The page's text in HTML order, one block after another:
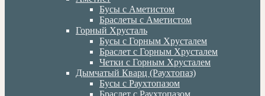
Бусы с Аметистом
Браслеты с Аметистом
Горный Хрусталь
Бусы с Горным Хрусталем
Браслет с Горным Хрусталем
Четки с Горным Хрусталем
Дымчатый Кварц (Раухтопаз)
Бусы с Раухтопазом
Браслет с Раухтопазом